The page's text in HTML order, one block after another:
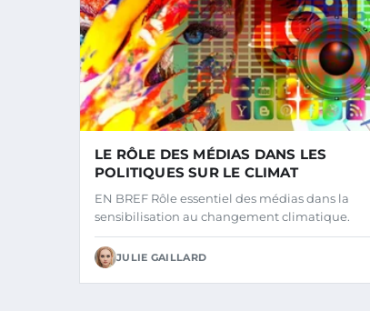
LE RÔLE DES MÉDIAS DANS LES
POLITIQUES SUR LE CLIMAT
EN BREF Rôle essentiel des médias dans la
sensibilisation au changement climatique.
JULIE GAILLARD